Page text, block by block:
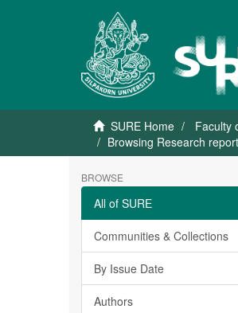
SURE Home Faculty
Browsing Research
BROWSE
All of SURE
Communities & Collections
By Issue Date
Authors